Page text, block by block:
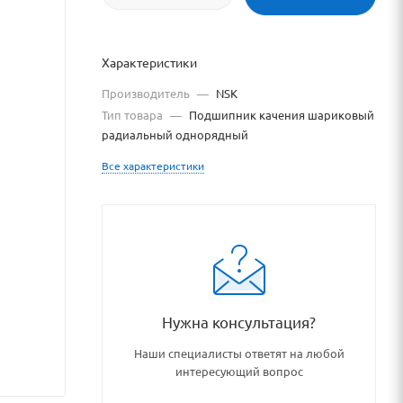
70127/
Характеристики
Производитель — NSK
Тип товара — Подшипник качения шариковый
радиальный однорядный
Все характеристики
Нужна консультация?
Наши специалисты ответят на любой
интересующий вопрос